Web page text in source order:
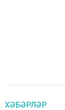
ХӘБӘРЛӘР